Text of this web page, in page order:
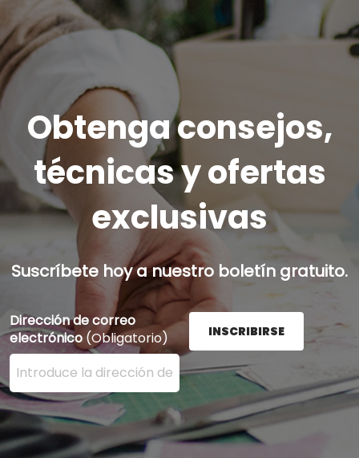
Obtenga consejos,
técnicas y ofertas
exclusivas
Suscríbete hoy a nuestro boletín gratuito.
Dirección de correo
electrónico (Obligatorio)
Ingrese su dirección de correo electrónico aquí y
INSCRIBIRSE